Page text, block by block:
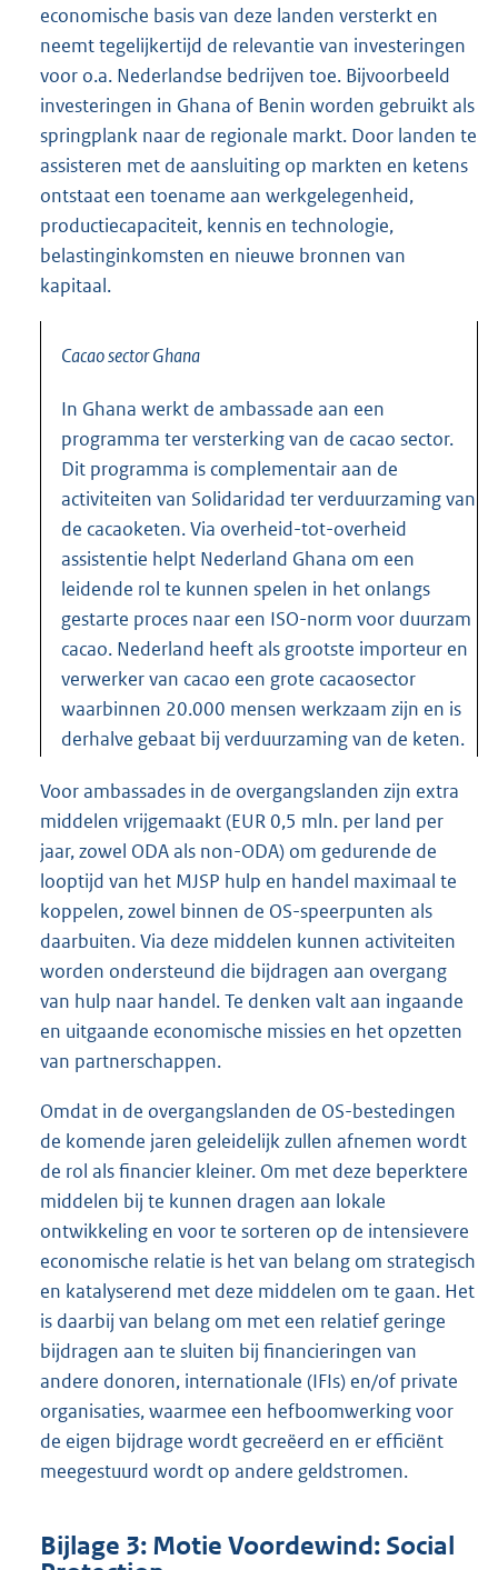
economische basis van deze landen versterkt en
neemt tegelijkertijd de relevantie van investeringen
voor o.a. Nederlandse bedrijven toe. Bijvoorbeeld
investeringen in Ghana of Benin worden gebruikt als
springplank naar de regionale markt. Door landen te
assisteren met de aansluiting op markten en ketens
ontstaat een toename aan werkgelegenheid,
productiecapaciteit, kennis en technologie,
belastinginkomsten en nieuwe bronnen van
kapitaal.
Cacao sector Ghana
In Ghana werkt de ambassade aan een
programma ter versterking van de cacao sector.
Dit programma is complementair aan de
activiteiten van Solidaridad ter verduurzaming van
de cacaoketen. Via overheid-tot-overheid
assistentie helpt Nederland Ghana om een
leidende rol te kunnen spelen in het onlangs
gestarte proces naar een ISO-norm voor duurzam
cacao. Nederland heeft als grootste importeur en
verwerker van cacao een grote cacaosector
waarbinnen 20.000 mensen werkzaam zijn en is
derhalve gebaat bij verduurzaming van de keten.
Voor ambassades in de overgangslanden zijn extra
middelen vrijgemaakt (EUR 0,5 mln. per land per
jaar, zowel ODA als non-ODA) om gedurende de
looptijd van het MJSP hulp en handel maximaal te
koppelen, zowel binnen de OS-speerpunten als
daarbuiten. Via deze middelen kunnen activiteiten
worden ondersteund die bijdragen aan overgang
van hulp naar handel. Te denken valt aan ingaande
en uitgaande economische missies en het opzetten
van partnerschappen.
Omdat in de overgangslanden de OS-bestedingen
de komende jaren geleidelijk zullen afnemen wordt
de rol als financier kleiner. Om met deze beperktere
middelen bij te kunnen dragen aan lokale
ontwikkeling en voor te sorteren op de intensievere
economische relatie is het van belang om strategisch
en katalyserend met deze middelen om te gaan. Het
is daarbij van belang om met een relatief geringe
bijdragen aan te sluiten bij financieringen van
andere donoren, internationale (IFIs) en/of private
organisaties, waarmee een hefboomwerking voor
de eigen bijdrage wordt gecreëerd en er efficiënt
meegestuurd wordt op andere geldstromen.
Bijlage 3: Motie Voordewind: Social